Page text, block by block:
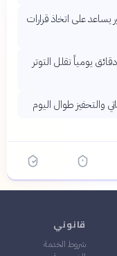
يساعد على اتخاذ قرارات
ممارسة التأمل واليقظة الذهنية لمدة 10 دقائق يومياً تقلل التوتر
والتحفيز طوال اليوم
قانوني
شروط الخدمة